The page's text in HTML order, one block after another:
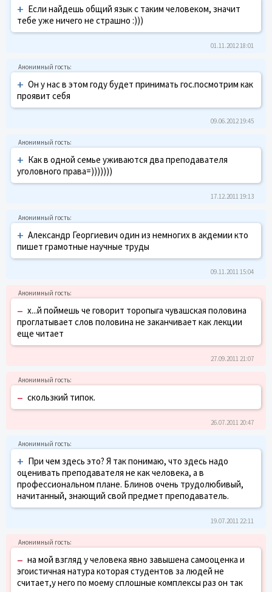
+ Если найдешь общий язык с таким человеком, значит
тебе уже ничего не страшно :)))
01.11.2012 18:01
+ Он у нас в этом году будет принимать гос.посмотрим как
проявит себя
09.06.2012 19:45
+ Как в одной семье уживаются два преподавателя
уголовного права=)))))))
17.12.2011 19:13
+ Александр Георгиевич один из немногих в акдемии кто
пишет грамотные научные труды
09.11.2011 15:04
– х...й поймешь че говорит торопыга чувашская половина
проглатывает слов половина не заканчивает как лекции
еще читает
27.09.2011 21:07
– скользкий типок.
26.07.2011 20:47
+ При чем здесь это? Я так понимаю, что здесь надо
оценивать преподавателя не как человека, а в
профессиональном плане. Блинов очень трудолюбивый,
начитанный, знающий свой предмет преподаватель.
19.07.2011 22:11
– на мой взгляд у человека явно завышена самооценка и
эгоистичная натура которая студентов за людей не
считает,у него по моему сплошные комплексы раз он так